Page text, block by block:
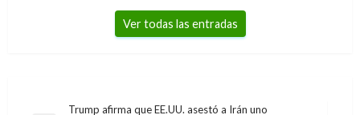
Ver todas las entradas
Trump afirma que EE.UU. asestó a Irán uno